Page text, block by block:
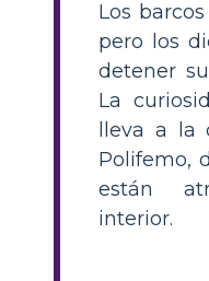
Los
pero los
detener
La
lleva a la
Polifemo,
están
interior.